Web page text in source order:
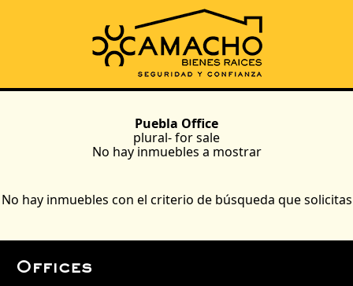
Puebla Office
plural-for sale
No hay inmuebles a mostrar
No hay inmuebles con el criterio de búsqueda que solicitas
Offices